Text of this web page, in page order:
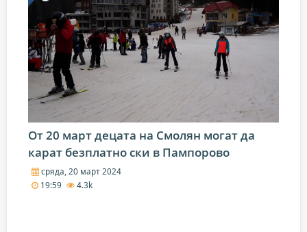
От 20 март децата на Смолян могат да
карат безплатно ски в Пампорово
сряда, 20 март 2024
19:59
4.3k